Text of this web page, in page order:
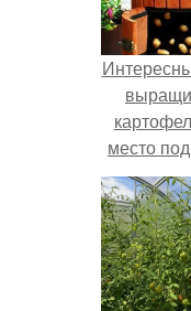
место